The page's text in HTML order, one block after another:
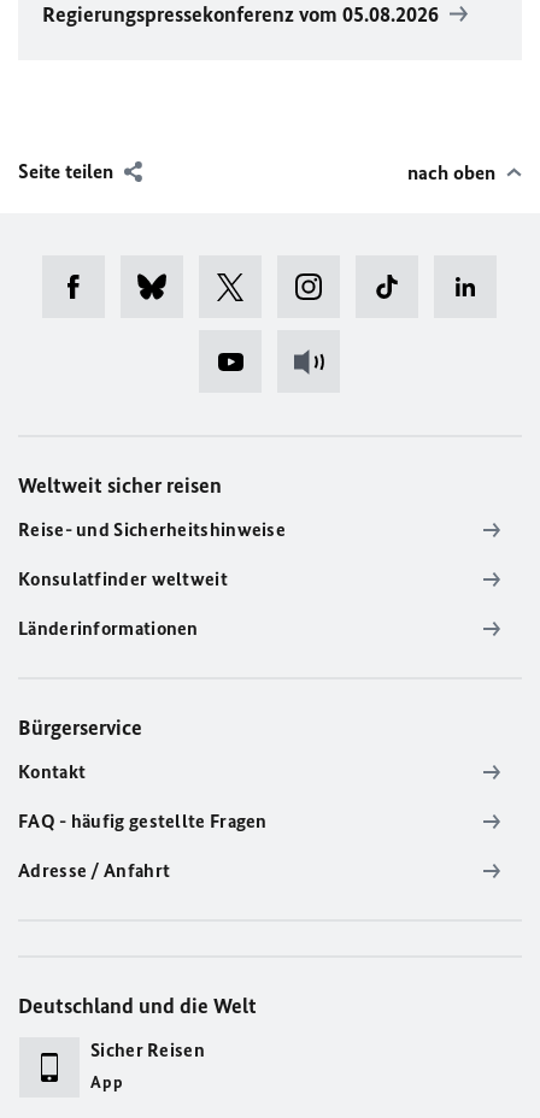
Regierungspressekonferenz vom 05.08.2026
Seite teilen nach oben
Weltweit sicher reisen
Reise- und Sicherheitshinweise
Konsulatfinder weltweit
Länderinformationen
Bürgerservice
Kontakt
FAQ - häufig gestellte Fragen
Adresse / Anfahrt
Deutschland und die Welt
Sicher Reisen
App